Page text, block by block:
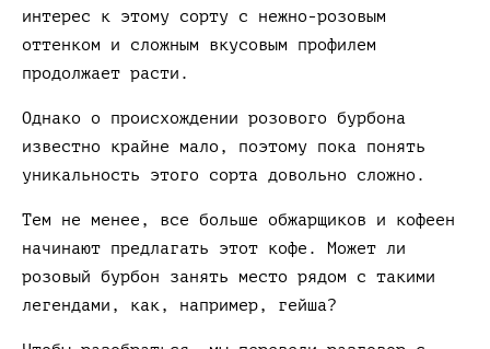
интерес к этому сорту с нежно-розовым
оттенком и сложным вкусовым профилем
продолжает расти.
Однако о происхождении розового бурбона
известно крайне мало, поэтому пока понять
уникальность этого сорта довольно сложно.
Тем не менее, все больше обжарщиков и кофеен
начинают предлагать этот кофе. Может ли
розовый бурбон занять место рядом с такими
легендами, как, например, гейша?